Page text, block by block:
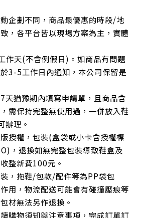
企劃不同，商品最優惠的時段/地
，各平台皆以現場方案為主，實體
作天(不含例假日)。如商品有問題
3-5工作日內通知，本公司保留是
天猶豫期內填寫申請單，且商品含
需保持完整無使用過，一併放入鞋
辦理。
授權，包裝(盒袋或小卡含授權標
，退換如無完整包裝導致鞋盒及
整新費100元。
，拖鞋/包款/配件等為PP袋包
用，物流配送可能會有碰撞壓痕等
材無法另作退換。
購物須知與注意事項，完成訂單訂